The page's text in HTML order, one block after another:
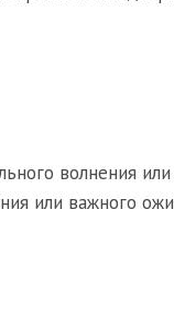
волнения или
или важного